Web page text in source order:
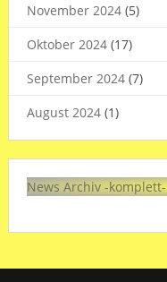
November 2024(5)
Oktober 2024(17)
September 2024(7)
August 2024(1)
News Archiv -komplett-